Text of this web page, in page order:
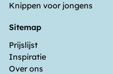
Knippen voor jongens
Sitemap
Prijslijst
Inspiratie
Over ons